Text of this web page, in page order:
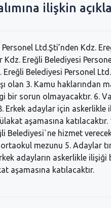
ilişkin
Personel Ltd.Şti’nden Kdz.
Kdz. Ereğli Belediyesi
Ereğli Belediyesi Personel
olan 3. Kamu haklarından
bir sorun olmayacaktır. 6.
Erkek adaylar için
aşamasına
Belediyesi`ne hizmet
mezunu 5. Adaylar
adayların askerlikle
aşamasına katılacaktır.